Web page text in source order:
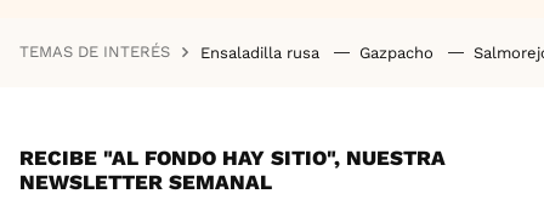
TEMAS DE INTERÉS Ensaladilla rusa Gazpacho
RECIBE "AL FONDO HAY SITIO", NUESTRA
NEWSLETTER SEMANAL